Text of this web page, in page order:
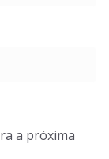
a próxima